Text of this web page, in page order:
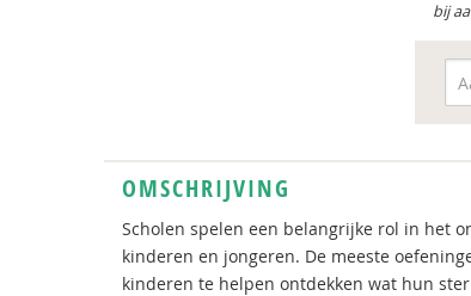
bij
OMSCHRIJVING
Scholen spelen een belangrijke rol in het
kinderen en jongeren. De meeste
kinderen te helpen ontdekken wat hun